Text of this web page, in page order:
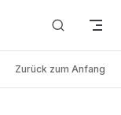
Zurück zum Anfang